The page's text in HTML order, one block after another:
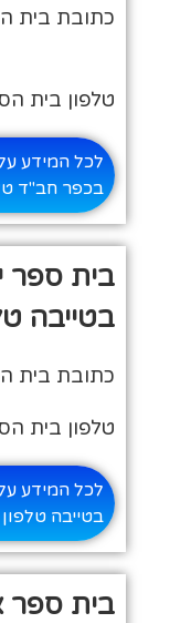
כתובת בית
טלפון בית הספר: 03-
לכל המידע
בכפר חב"ד
בית ספר
בטייבה
כתובת בית
טלפון בית הספר: 09-
לכל המידע על
בטייבה טלפון
בית ספר